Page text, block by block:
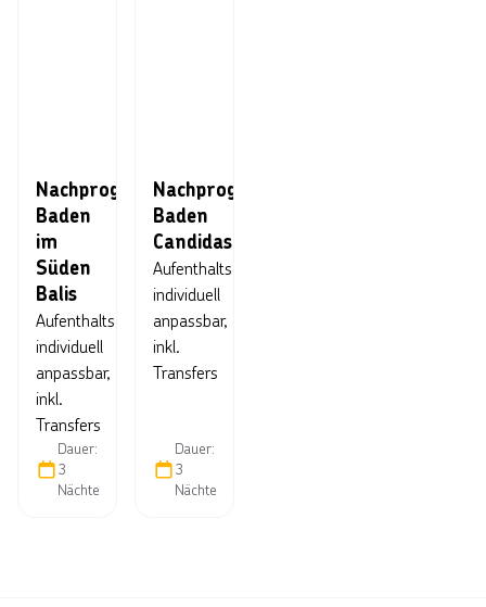
Nachprogramm
Baden
im
Süden
Balis
Aufenthaltsdauer
individuell
anpassbar,
inkl.
Transfers
Dauer:
3
Nächte
Nachprogramm
Baden
Candidasa
Aufenthaltsdauer
individuell
anpassbar,
inkl.
Transfers
Dauer:
3
Nächte